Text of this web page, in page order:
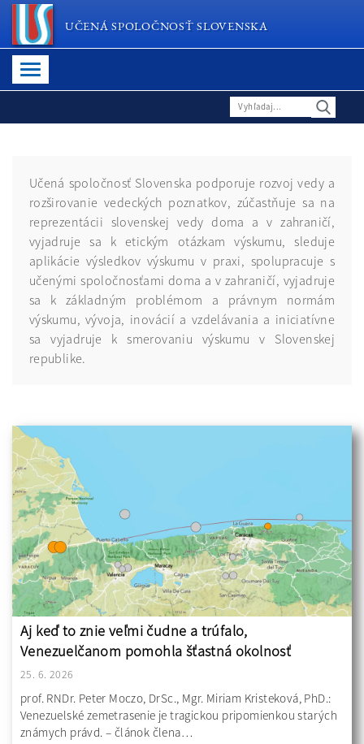
UČENÁ SPOLOČNOSŤ SLOVENSKA
Učená spoločnosť Slovenska podporuje rozvoj vedy a
rozširovanie vedeckých poznatkov, zúčastňuje sa na
reprezentácii slovenskej vedy doma a v zahraničí,
vyjadruje sa k etickým otázkam výskumu, sleduje
aplikácie výsledkov výskumu v praxi, spolupracuje s
učenými spoločnosťami doma a v zahraničí, vyjadruje
sa k základným problémom a právnym normám
výskumu, vývoja, inovácií a vzdelávania a iniciatívne
sa vyjadruje k smerovaniu výskumu v Slovenskej
republike.
Aj keď to znie veľmi čudne a trúfalo,
Venezuelčanom pomohla šťastná okolnosť
25. 6. 2026
prof. RNDr. Peter Moczo, DrSc., Mgr. Miriam Kristeková, PhD.:
Venezuelské zemetrasenie je tragickou pripomienkou starých
známych právd. – článok člena…